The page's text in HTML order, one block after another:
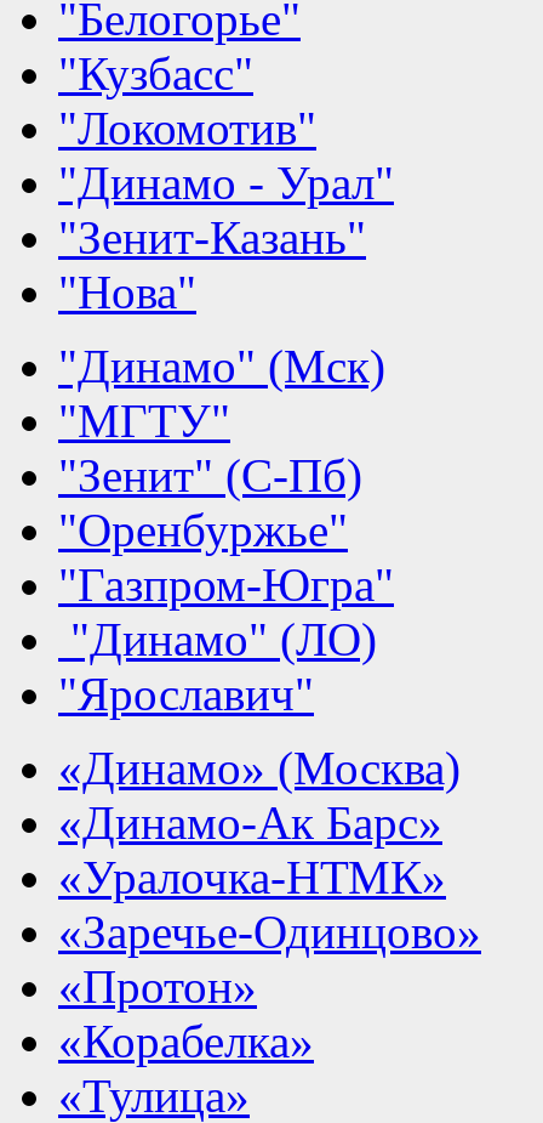
"Белогорье"
"Кузбасс"
"Локомотив"
"Динамо - Урал"
"Зенит-Казань"
"Нова"
"Динамо" (Мск)
"МГТУ"
"Зенит" (С-Пб)
"Оренбуржье"
"Газпром-Югра"
"Динамо" (ЛО)
"Ярославич"
«Динамо» (Москва)
«Динамо-Ак Барс»
«Уралочка-НТМК»
«Заречье-Одинцово»
«Протон»
«Корабелка»
«Тулица»